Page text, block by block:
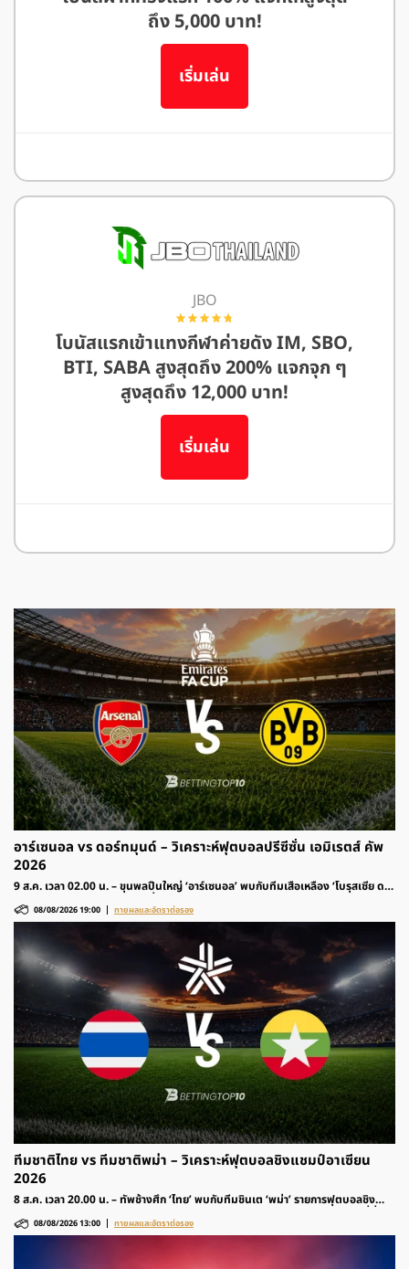
ถึง 5,000 บาท!
เริ่มเล่น
อ่านรีวิว We88
JBO
โบนัสแรกเข้าแทงกีฬาค่ายดัง IM, SBO,
BTI, SABA สูงสุดถึง 200% แจกจุก ๆ
สูงสุดถึง 12,000 บาท!
เริ่มเล่น
อ่านรีวิว JBO
อาร์เซนอล vs ดอร์ทมุนด์ – วิเคราะห์ฟุตบอลปรีซีซั่น เอมิเรตส์ คัพ
2026
9 ส.ค. เวลา 02.00 น. – ขุนพลปืนใหญ่ ‘อาร์เซนอล’ พบกับทีมเสือเหลือง ‘โบรุสเซีย ด
อัตราต่อรองได้ที่นี่
08/08/2026 19:00 ทายผลและอัตราต่อรอง
ทีมชาติไทย vs ทีมชาติพม่า – วิเคราะห์ฟุตบอลชิงแชมป์อาเซียน
2026
8 ส.ค. เวลา 20.00 น. – ทัพช้างศึก ‘ไทย’ พบกับทีมชินเต ‘พม่า’ รายการฟุตบอลชิง
08/08/2026 13:00 ทายผลและอัตราต่อรอง